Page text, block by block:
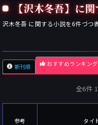
【沢木冬吾】に
沢木冬吾 に関する小説を6件づつ
新刊順 おすすめランキン
全6件
参考 タイ